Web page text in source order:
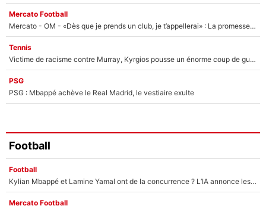
Mercato Football
Mercato - OM - «Dès que je prends un club, je t’appellerai» : La promesse de Marcelino au moment de claquer la porte
Tennis
Victime de racisme contre Murray, Kyrgios pousse un énorme coup de gueule !
PSG
PSG : Mbappé achève le Real Madrid, le vestiaire exulte
Football
Football
Kylian Mbappé et Lamine Yamal ont de la concurrence ? L’IA annonce les 5 joueurs qui vont dominer le football dans les années à venir !
Mercato Football